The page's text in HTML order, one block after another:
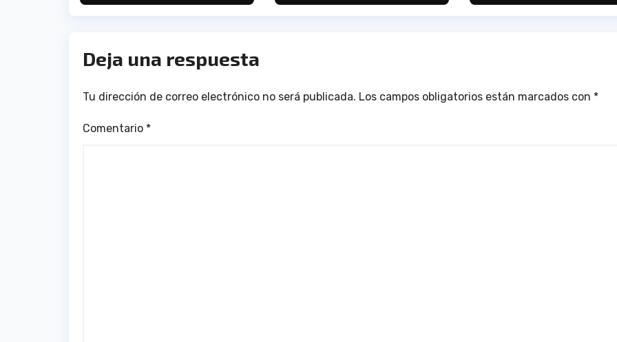
de Andalucía en
Deja una respuesta
Tu dirección de correo electrónico no será publicada. Los campos obligatorios están marcados con *
Comentario *